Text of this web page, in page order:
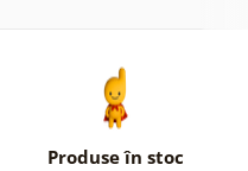
Produse în stoc